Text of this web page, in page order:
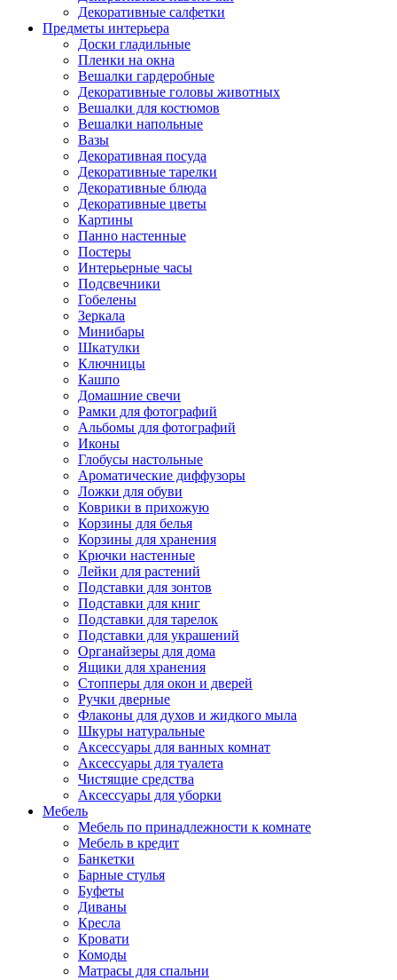
Декоративные салфетки
Предметы интерьера
Доски гладильные
Пленки на окна
Вешалки гардеробные
Декоративные головы животных
Вешалки для костюмов
Вешалки напольные
Вазы
Декоративная посуда
Декоративные тарелки
Декоративные блюда
Декоративные цветы
Картины
Панно настенные
Постеры
Интерьерные часы
Подсвечники
Гобелены
Зеркала
Минибары
Шкатулки
Ключницы
Кашпо
Домашние свечи
Рамки для фотографий
Альбомы для фотографий
Иконы
Глобусы настольные
Ароматические диффузоры
Ложки для обуви
Коврики в прихожую
Корзины для белья
Корзины для хранения
Крючки настенные
Лейки для растений
Подставки для зонтов
Подставки для книг
Подставки для тарелок
Подставки для украшений
Органайзеры для дома
Ящики для хранения
Стопперы для окон и дверей
Ручки дверные
Флаконы для духов и жидкого мыла
Шкуры натуральные
Аксессуары для ванных комнат
Аксессуары для туалета
Чистящие средства
Аксессуары для уборки
Мебель
Мебель по принадлежности к комнате
Мебель в кредит
Банкетки
Барные стулья
Буфеты
Диваны
Кресла
Кровати
Комоды
Матрасы для спальни